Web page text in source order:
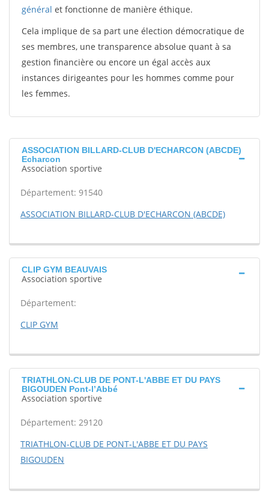
général et fonctionne de manière éthique.
Cela implique de sa part une élection démocratique de
ses membres, une transparence absolue quant à sa
gestion financière ou encore un égal accès aux
instances dirigeantes pour les hommes comme pour
les femmes.
ASSOCIATION BILLARD-CLUB D'ECHARCON (ABCDE)
Echarcon
Association sportive
Département: 91540
ASSOCIATION BILLARD-CLUB D'ECHARCON (ABCDE)
CLIP GYM BEAUVAIS
Association sportive
Département:
CLIP GYM
TRIATHLON-CLUB DE PONT-L'ABBE ET DU PAYS
BIGOUDEN Pont-l’Abbé
Association sportive
Département: 29120
TRIATHLON-CLUB DE PONT-L'ABBE ET DU PAYS
BIGOUDEN